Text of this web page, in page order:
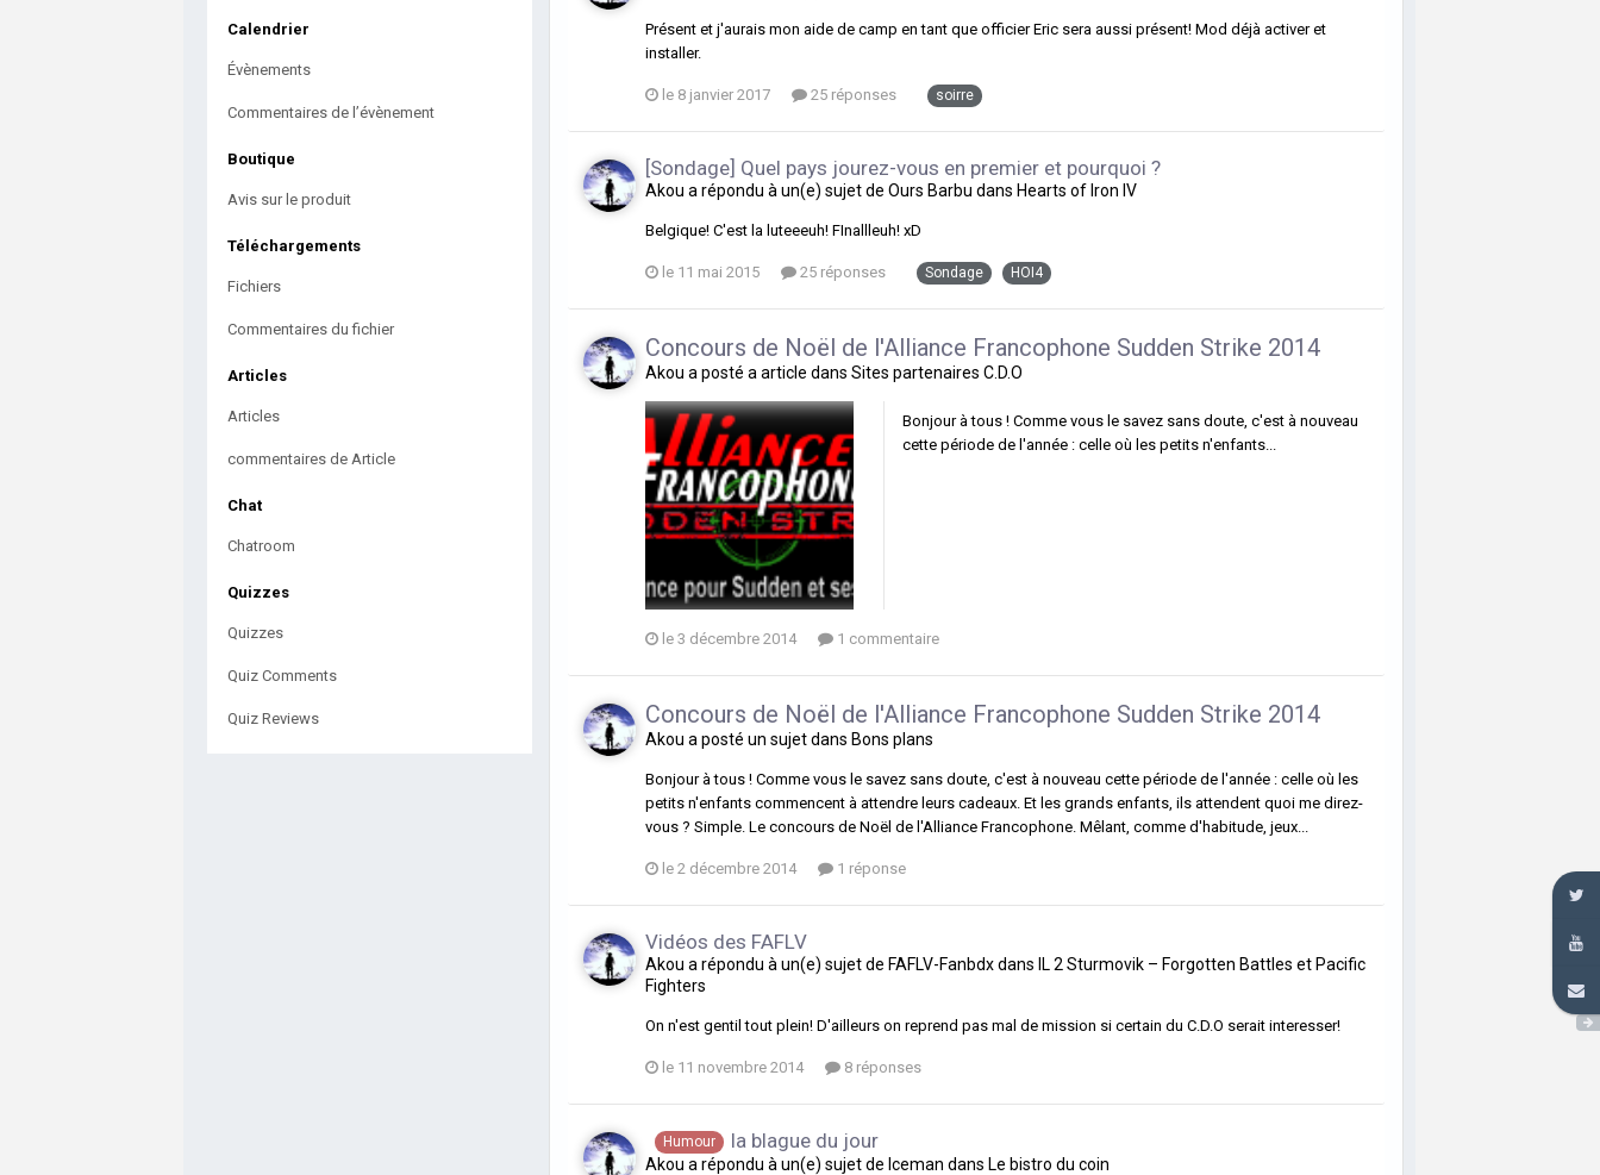
Calendrier
Évènements
Commentaires de l’évènement
Boutique
Avis sur le produit
Téléchargements
Fichiers
Commentaires du fichier
Articles
Articles
commentaires de Article
Chat
Chatroom
Quizzes
Quizzes
Quiz Comments
Quiz Reviews
Présent et j'aurais mon aide de camp en tant que officier Eric sera aussi présent! Mod déjà activer et
installer.
le 8 janvier 2017 25 réponses soirre
[Sondage] Quel pays jourez-vous en premier et pourquoi ?
Akou a répondu à un(e) sujet deOurs Barbu dans Hearts of Iron IV
Belgique! C'est la luteeeuh! FInallleuh! xD
le 11 mai 2015 25 réponses Sondage HOI4
Concours de Noël de l'Alliance Francophone Sudden Strike 2014
Akou a posté a article dansSites partenaires C.D.O
Bonjour à tous ! Comme vous le savez sans doute, c'est à nouveau
cette période de l'année : celle où les petits n'enfants...
le 3 décembre 2014 1 commentaire
Concours de Noël de l'Alliance Francophone Sudden Strike 2014
Akou a posté un sujet dans Bons plans
Bonjour à tous ! Comme vous le savez sans doute, c'est à nouveau cette période de l'année : celle où les
petits n'enfants commencent à attendre leurs cadeaux. Et les grands enfants, ils attendent quoi me direz-
vous ? Simple. Le concours de Noël de l'Alliance Francophone. Mêlant, comme d'habitude, jeux...
le 2 décembre 2014 1 réponse
Vidéos des FAFLV
Akou a répondu à un(e) sujet de FAFLV-Fanbdxdans IL 2 Sturmovik – Forgotten Battles et Pacific
Fighters
On n'est gentil tout plein! D'ailleurs on reprend pas mal de mission si certain du C.D.O serait interesser!
le 11 novembre 2014 8 réponses
Humour la blague du jour
Akou a répondu à un(e) sujet de Iceman dans Le bistro du coin